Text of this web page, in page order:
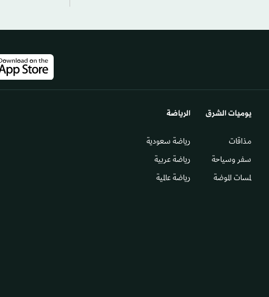
يوميات الشرق​
مذاقات
سفر وسياحة
لمسات الموضة
الرياضة
رياضة سعودية
رياضة عربية
رياضة عالمية